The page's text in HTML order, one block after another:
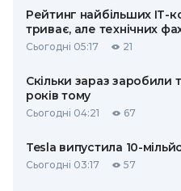
Рейтинг найбільших ІТ-
триває, але технічних
Сьогодні 05:17 21
Скільки зараз заробили
років тому
Сьогодні 04:21 67
Tesla випустила 10-
Сьогодні 03:17 57